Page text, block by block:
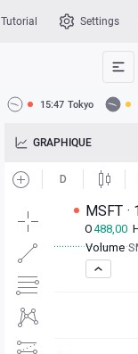
Tutorial Settings
15:47 Tokyo
GRAPHIQUE